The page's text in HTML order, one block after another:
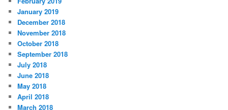
January 2019
December 2018
November 2018
October 2018
September 2018
July 2018
June 2018
May 2018
April 2018
March 2018